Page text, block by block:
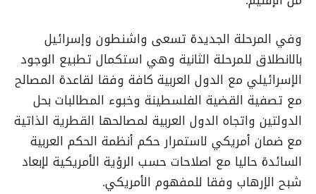
وفي المرحلة الجديدة تسعى واشنطون وإسرائيل
بالانطلاق للمرحلة الثانية وهي استكمال تطبيع الوجود
الإسرائيلي مع الدول العربية كافة وفقا لقاعدة المصالح
مع تصفية القضية الفلسطينة وخبوء المطالبات بحل
الدولتين واتجاه الدول العربية لمصالحها القطرية الذاتية
مع ضمان أمريكي لاستمرار حكم أنظمة الحكم العربية
السائدة حاليا مع اصلاحات حسب الرؤية الأمريكية لإبعاد
شبح الإرهاب وفقا للمفهوم الأمريكي.